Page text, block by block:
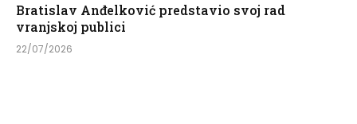
Bratislav Anđelković predstavio svoj rad
vranjskoj publici
22/07/2026